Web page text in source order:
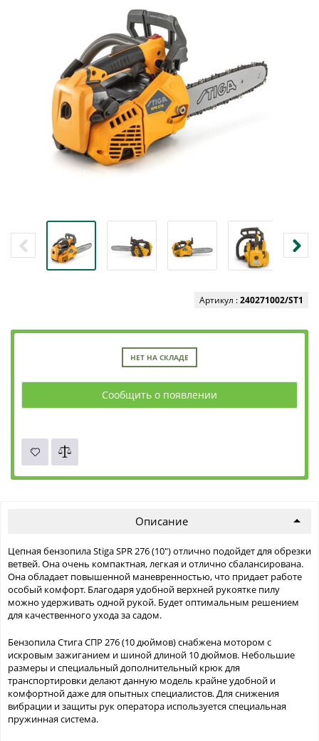
Артикул :240271002/ST1
НЕТ НА СКЛАДЕ
Сообщить о появлении
Описание
Цепная бензопила Stiga SPR 276 (10″) отлично подойдет для обрезки
ветвей. Она очень компактная, легкая и отлично сбалансирована.
Она обладает повышенной маневренностью, что придает работе
особый комфорт. Благодаря удобной верхней рукоятке пилу
можно удерживать одной рукой. Будет оптимальным решением
для качественного ухода за садом.
Бензопила Стига СПР 276 (10 дюймов) снабжена мотором с
искровым зажиганием и шиной длиной 10 дюймов. Небольшие
размеры и специальный дополнительный крюк для
транспортировки делают данную модель крайне удобной и
комфортной даже для опытных специалистов. Для снижения
вибрации и защиты рук оператора используется специальная
пружинная система.